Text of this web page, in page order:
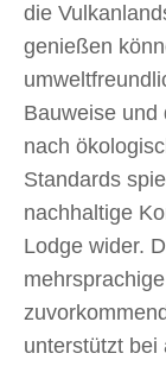
die
genießen
Bauweise und
nach
Standards
nachhaltige
Lodge wider.
unterstützt bei